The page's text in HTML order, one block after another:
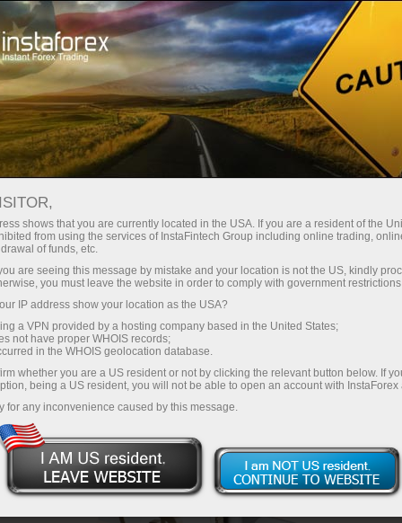
InstaForex
กับ InstaForex คุณจะได้รับเงื่อนไขที่
สูงสุด 1:5000 สเปรดและค่า
คอมมิชชั่นที่ดีที่สุดในตลาด รวมถึง
เงื่อนไขที่เหมาะสมสำหรับการเทรด
หุ้นและดัชนี
InstaForex ทุกคนสามารถรับโบนัส
สูงสุด 30% จากยอดฝาก และใช้
ประโยชน์จากโปรโมชั่นและข้อเสนอ
พิเศษอื่น ๆ
สเปรดต่ำมาก — กำไรสูง
โบนัส 30%
สำหรับทุกการฝาก
ความเร็ว
ในการเทรดและบนทางหลวง
แจ็กพอตของขวัญส่วนตัวของคุณ
ฝากเงินจำนวน $333 — เลือกของขวัญมูลค่าสูงสุด
$1,500
เทรดแบบไร้ความเสี่ยง — เรารับประกัน
กำไรของคุณ
shows that you are currently located in the USA. If you are a resident of the
from using the services of InstaFintech Group including online trading,
of funds, etc.
are seeing this message by mistake and your location is not the US, kindly
you must leave the website in order to comply with government
IP address show your location as the USA?
a VPN provided by a hosting company based in the United States;
not have proper WHOIS records;
in the WHOIS geolocation database.
whether you are a US resident or not by clicking the relevant button below. If
being a US resident, you will not be able to open an account with InstaForex
for any inconvenience caused by this message.